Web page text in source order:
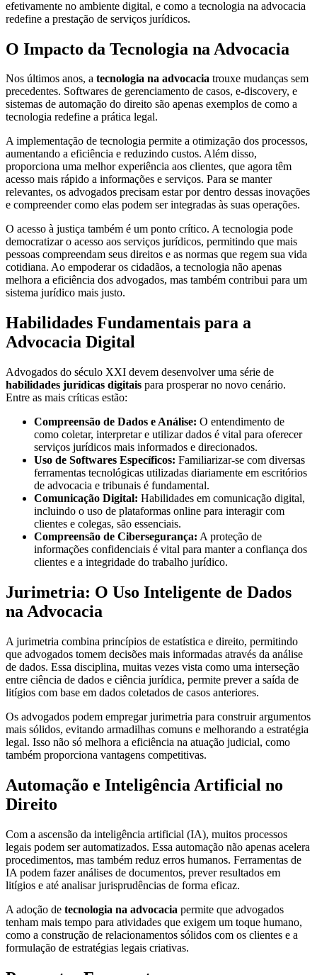
efetivamente no ambiente digital, e como a tecnologia na advocacia
redefine a prestação de serviços jurídicos.
O Impacto da Tecnologia na Advocacia
Nos últimos anos, a tecnologia na advocacia trouxe mudanças sem
precedentes. Softwares de gerenciamento de casos, e-discovery, e
sistemas de automação do direito são apenas exemplos de como a
tecnologia redefine a prática legal.
A implementação de tecnologia permite a otimização dos processos,
aumentando a eficiência e reduzindo custos. Além disso,
proporciona uma melhor experiência aos clientes, que agora têm
acesso mais rápido a informações e serviços. Para se manter
relevantes, os advogados precisam estar por dentro dessas inovações
e compreender como elas podem ser integradas às suas operações.
O acesso à justiça também é um ponto crítico. A tecnologia pode
democratizar o acesso aos serviços jurídicos, permitindo que mais
pessoas compreendam seus direitos e as normas que regem sua vida
cotidiana. Ao empoderar os cidadãos, a tecnologia não apenas
melhora a eficiência dos advogados, mas também contribui para um
sistema jurídico mais justo.
Habilidades Fundamentais para a
Advocacia Digital
Advogados do século XXI devem desenvolver uma série de
habilidades jurídicas digitais para prosperar no novo cenário.
Entre as mais críticas estão:
Compreensão de Dados e Análise: O entendimento de
como coletar, interpretar e utilizar dados é vital para oferecer
serviços jurídicos mais informados e direcionados.
Uso de Softwares Específicos: Familiarizar-se com diversas
ferramentas tecnológicas utilizadas diariamente em escritórios
de advocacia e tribunais é fundamental.
Comunicação Digital: Habilidades em comunicação digital,
incluindo o uso de plataformas online para interagir com
clientes e colegas, são essenciais.
Compreensão de Cibersegurança: A proteção de
informações confidenciais é vital para manter a confiança dos
clientes e a integridade do trabalho jurídico.
Jurimetria: O Uso Inteligente de Dados
na Advocacia
A jurimetria combina princípios de estatística e direito, permitindo
que advogados tomem decisões mais informadas através da análise
de dados. Essa disciplina, muitas vezes vista como uma interseção
entre ciência de dados e ciência jurídica, permite prever a saída de
litígios com base em dados coletados de casos anteriores.
Os advogados podem empregar jurimetria para construir argumentos
mais sólidos, evitando armadilhas comuns e melhorando a estratégia
legal. Isso não só melhora a eficiência na atuação judicial, como
também proporciona vantagens competitivas.
Automação e Inteligência Artificial no
Direito
Com a ascensão da inteligência artificial (IA), muitos processos
legais podem ser automatizados. Essa automação não apenas acelera
procedimentos, mas também reduz erros humanos. Ferramentas de
IA podem fazer análises de documentos, prever resultados em
litígios e até analisar jurisprudências de forma eficaz.
A adoção de tecnologia na advocacia permite que advogados
tenham mais tempo para atividades que exigem um toque humano,
como a construção de relacionamentos sólidos com os clientes e a
formulação de estratégias legais criativas.